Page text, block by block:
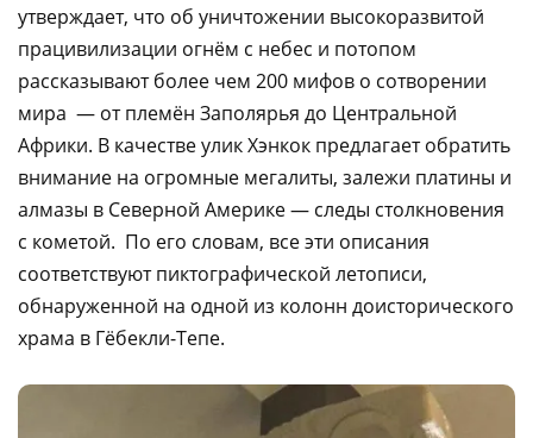
утверждает, что об уничтожении высокоразвитой
працивилизации огнём с небес и потопом
рассказывают более чем 200 мифов о сотворении
мира — от племён Заполярья до Центральной
Африки. В качестве улик Хэнкок предлагает обратить
внимание на огромные мегалиты, залежи платины и
алмазы в Северной Америке — следы столкновения
с кометой. По его словам, все эти описания
соответствуют пиктографической летописи,
обнаруженной на одной из колонн доисторического
храма в Гёбекли-Тепе.